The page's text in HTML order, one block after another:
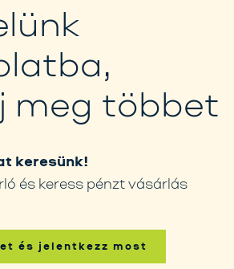
meg többet
keresünk!
és keress pénzt vásárlás
és jelentkezz most